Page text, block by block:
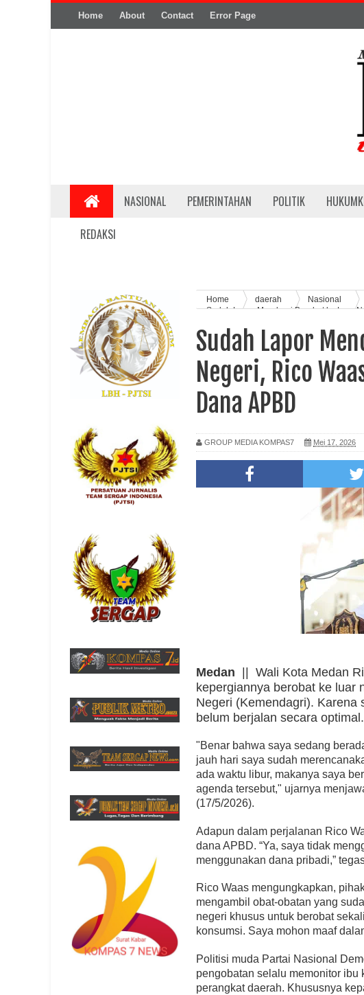
Home About Contact Error Page
NASIONAL PEMERINTAHAN POLITIK
REDAKSI
Home daerah Nasional
Sudah Lapor Mendagri Berobat ke Luar
Sudah Lapor
Negeri, Rico
Dana APBD
GROUP MEDIA KOMPAS7 Mei 17, 2026
Medan || Wali Kota Medan
kepergiannya berobat ke luar
Negeri (Kemendagri). Karena
belum berjalan secara optimal.
"Benar bahwa saya sedang
jauh hari saya sudah
ada waktu libur, makanya saya
agenda tersebut," ujarnya
(17/5/2026).
Adapun dalam perjalanan Rico
dana APBD. “Ya, saya tidak
menggunakan dana pribadi,”
Rico Waas mengungkapkan,
mengambil obat-obatan yang
negeri khusus untuk berobat
konsumsi. Saya mohon maaf
Politisi muda Partai Nasional
pengobatan selalu memonitor ibu
perangkat daerah. Khususnya